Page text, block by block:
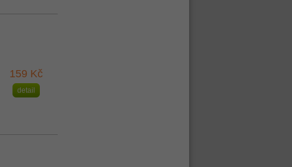
159 Kč
detail